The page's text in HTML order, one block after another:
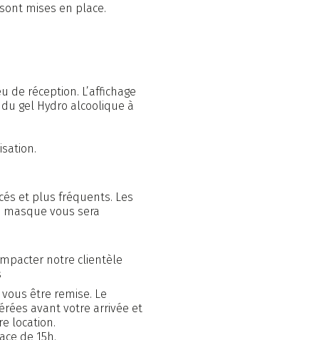
mises en place.
de réception. L’affichage
gel Hydro alcoolique à
et plus fréquents. Les
vous sera
notre clientèle
être remise. Le
avant votre arrivée et
location.
de 15h.